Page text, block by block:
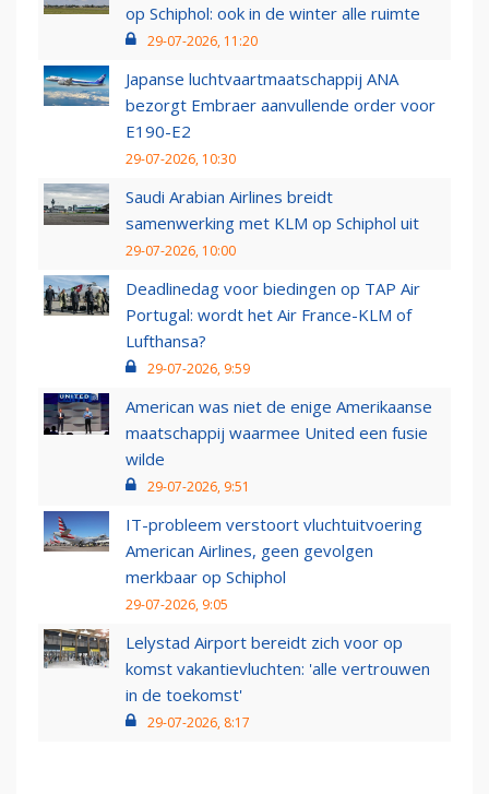
op Schiphol: ook in de winter alle ruimte
29-07-2026, 11:20
Japanse luchtvaartmaatschappij ANA
bezorgt Embraer aanvullende order voor
E190-E2
29-07-2026, 10:30
Saudi Arabian Airlines breidt
samenwerking met KLM op Schiphol uit
29-07-2026, 10:00
Deadlinedag voor biedingen op TAP Air
Portugal: wordt het Air France-KLM of
Lufthansa?
29-07-2026, 9:59
American was niet de enige Amerikaanse
maatschappij waarmee United een fusie
wilde
29-07-2026, 9:51
IT-probleem verstoort vluchtuitvoering
American Airlines, geen gevolgen
merkbaar op Schiphol
29-07-2026, 9:05
Lelystad Airport bereidt zich voor op
komst vakantievluchten: 'alle vertrouwen
in de toekomst'
29-07-2026, 8:17